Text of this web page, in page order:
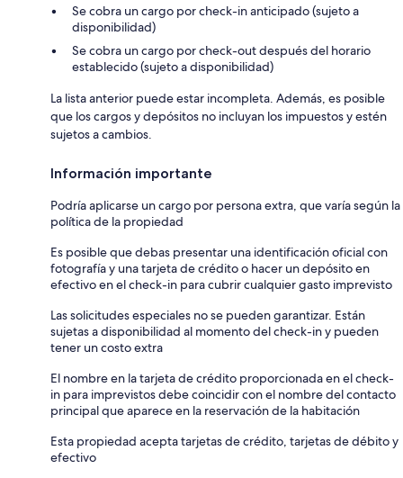
Se cobra un cargo por check-in anticipado (sujeto a
disponibilidad)
Se cobra un cargo por check-out después del horario
establecido (sujeto a disponibilidad)
La lista anterior puede estar incompleta. Además, es posible
que los cargos y depósitos no incluyan los impuestos y estén
sujetos a cambios.
Información importante
Podría aplicarse un cargo por persona extra, que varía según la
política de la propiedad
Es posible que debas presentar una identificación oficial con
fotografía y una tarjeta de crédito o hacer un depósito en
efectivo en el check-in para cubrir cualquier gasto imprevisto
Las solicitudes especiales no se pueden garantizar. Están
sujetas a disponibilidad al momento del check-in y pueden
tener un costo extra
El nombre en la tarjeta de crédito proporcionada en el check-
in para imprevistos debe coincidir con el nombre del contacto
principal que aparece en la reservación de la habitación
Esta propiedad acepta tarjetas de crédito, tarjetas de débito y
efectivo